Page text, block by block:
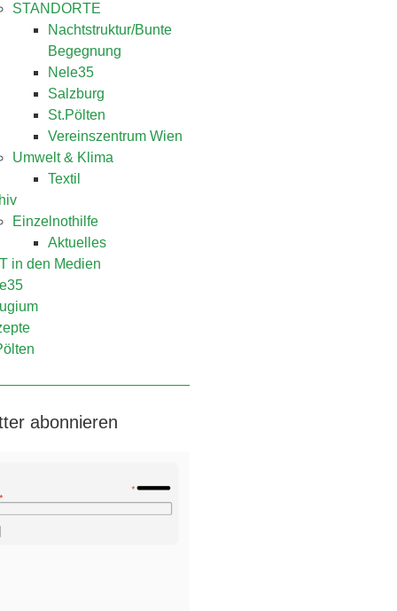
STANDORTE
Nachtstruktur/Bunte
Begegnung
Nele35
Salzburg
St.Pölten
Vereinszentrum Wien
Umwelt & Klima
Textil
Einzelnothilfe
Aktuelles
in den Medien
abonnieren